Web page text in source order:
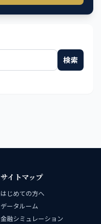
検索
サイトマップ
はじめての方へ
データルーム
金融シミュレーション